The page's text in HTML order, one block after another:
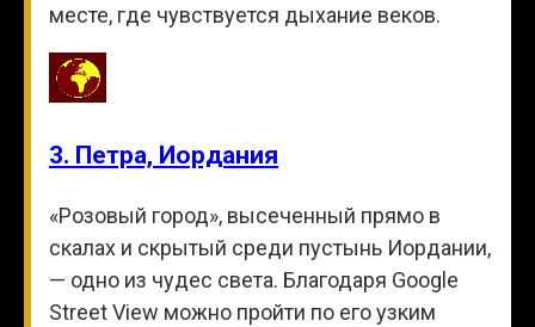
месте, где чувствуется дыхание веков.
3. Петра, Иордания
«Розовый город», высеченный прямо в
скалах и скрытый среди пустынь Иордании,
— одно из чудес света. Благодаря Google
Street View можно пройти по его узким